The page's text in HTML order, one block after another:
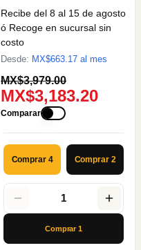
Recibe del 8 al 15 de agosto
ó Recoge en sucursal sin
costo
Desde: MX$663.17 al mes
MX$3,979.00
MX$3,183.20
Comparar
Comprar 4 Comprar 2
1
Comprar1